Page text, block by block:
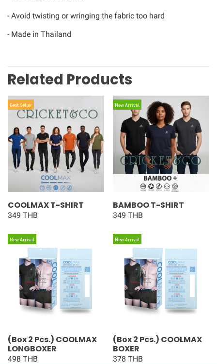
- Avoid twisting or wringing the fabric too hard
- Made in Thailand
Related Products
Best Seller
COOLMAX T-SHIRT
349 THB
New Arrival
BAMBOO T-SHIRT
349 THB
New Arrival
(Box 2 Pcs.) COOLMAX
LONGBOXER
498 THB
New Arrival
(Box 2 Pcs.) COOLMAX
BOXER
378 THB